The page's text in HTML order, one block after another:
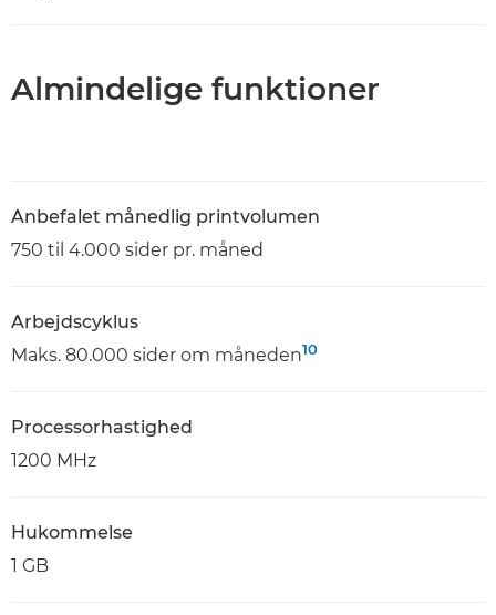
Almindelige funktioner
Anbefalet månedlig printvolumen
750 til 4.000 sider pr. måned
Arbejdscyklus
Maks. 80.000 sider om måneden10
Processorhastighed
1200 MHz
Hukommelse
1 GB